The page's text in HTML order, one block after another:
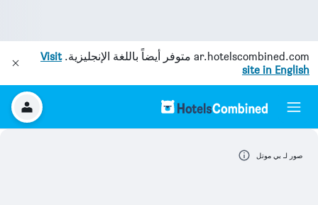
ar.hotelscombined.com متوفر أيضاً باللغة الإنجليزية.Visit
site in English
صور لـ بي موتل